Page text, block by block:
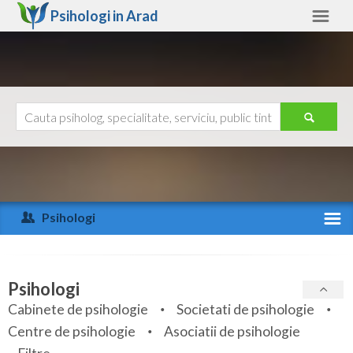
Psihologi inArad
Arad
Arges
Bihor
Bistrita-Nasaud
Ajutor
Psihologi
Specialitati
Servicii
Articole
Psihologi
Cabinete de psihologie
Societati de psihologie
Centre de psihologie
Asociatii de psihologie